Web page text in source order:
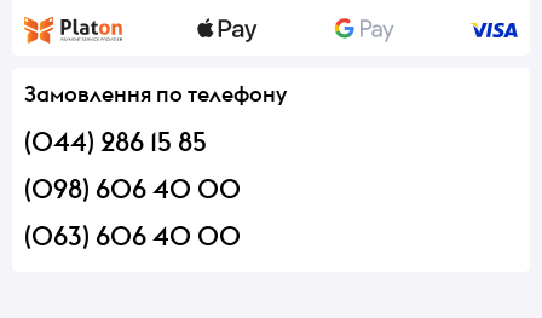
Замовлення по телефону
(044) 286 15 85
(098) 606 40 00
(063) 606 40 00